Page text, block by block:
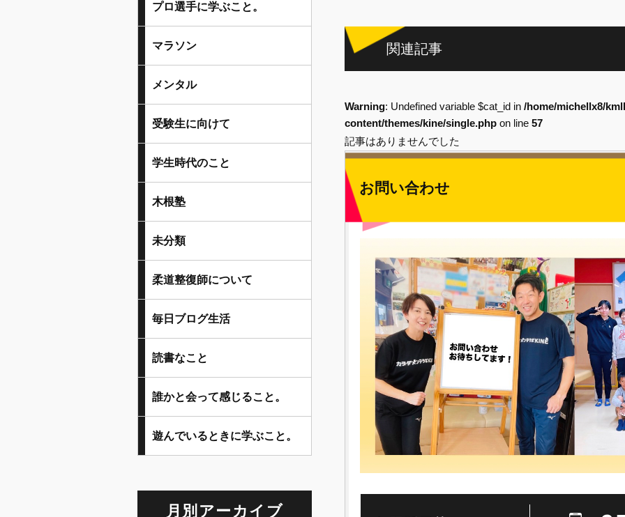
関連記事
Warning: Undefined variable $cat_id in /home/michellx8/
content/themes/kine/single.php on line 57
記事はありませんでした
お問い合わせ
プロ選手に学ぶこと。
マラソン
メンタル
受験生に向けて
学生時代のこと
木根塾
未分類
柔道整復師について
毎日ブログ生活
読書なこと
誰かと会って感じること。
遊んでいるときに学ぶこと。
月別アーカイブ